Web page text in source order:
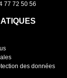
77 72 50 56
des données